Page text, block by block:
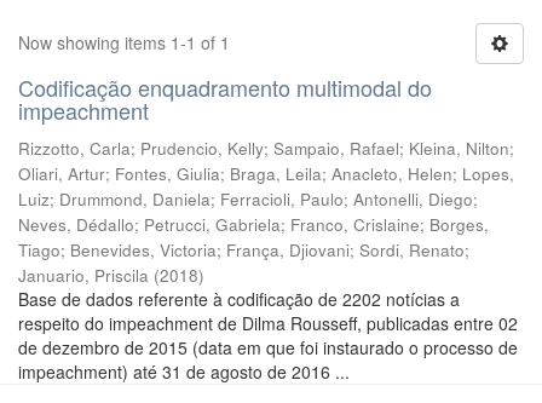
Now showing items 1-1 of 1
Codificação enquadramento multimodal do
impeachment
Rizzotto, Carla; Prudencio, Kelly; Sampaio, Rafael; Kleina, Nilton;
Oliari, Artur; Fontes, Giulia; Braga, Leila; Anacleto, Helen; Lopes,
Luiz; Drummond, Daniela; Ferracioli, Paulo; Antonelli, Diego;
Neves, Dédallo; Petrucci, Gabriela; Franco, Crislaine; Borges,
Tiago; Benevides, Victoria; França, Djiovani; Sordi, Renato;
Januario, Priscila (2018)
Base de dados referente à codificação de 2202 notícias a
respeito do impeachment de Dilma Rousseff, publicadas entre 02
de dezembro de 2015 (data em que foi instaurado o processo de
impeachment) até 31 de agosto de 2016 ...